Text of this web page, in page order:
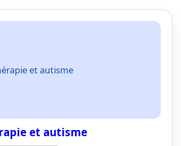
et autisme
et autisme